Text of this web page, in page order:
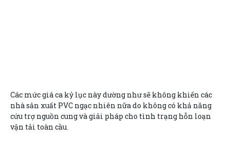
Các mức giá ca kỷ lục này dường như sẽ không khiến các
nhà sản xuất PVC ngạc nhiên nữa do không có khả năng
cứu trợ nguồn cung và giải pháp cho tình trạng hỗn loạn
vận tải toàn cầu.